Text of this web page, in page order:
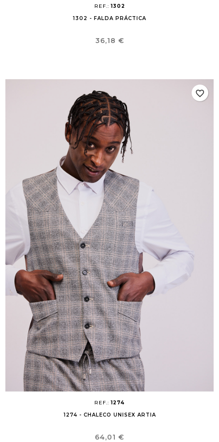
REF.:1302
1302 - FALDA PRÁCTICA
Precio
36,18 €
REF.:1274
1274 - CHALECO UNISEX ARTIA
Precio
64,01 €
favorite_border